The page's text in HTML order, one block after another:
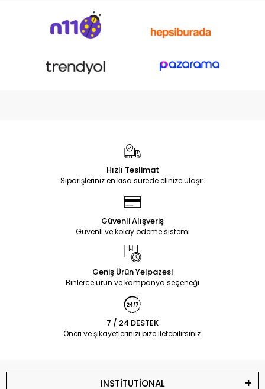
Hızlı Teslimat
Siparişleriniz en kısa sürede elinize ulaşır.
Güvenli Alışveriş
Güvenli ve kolay ödeme sistemi
Geniş Ürün Yelpazesi
Binlerce ürün ve kampanya seçeneği
7 / 24 DESTEK
Öneri ve şikayetlerinizi bize iletebilirsiniz.
INSTİTUTİONAL